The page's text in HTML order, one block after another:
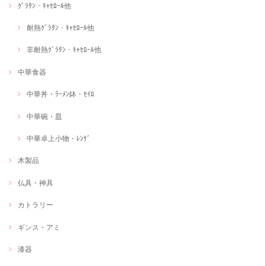
ｸﾞﾗﾀﾝ・ｷｬｾﾛｰﾙ他
耐熱ｸﾞﾗﾀﾝ・ｷｬｾﾛｰﾙ他
非耐熱ｸﾞﾗﾀﾝ・ｷｬｾﾛｰﾙ他
中華食器
中華丼・ﾗｰﾒﾝ鉢・ｾｲﾛ
中華碗・皿
中華卓上小物・ﾚﾝｹﾞ
木製品
仏具・神具
カトラリー
ギンス・アミ
漆器